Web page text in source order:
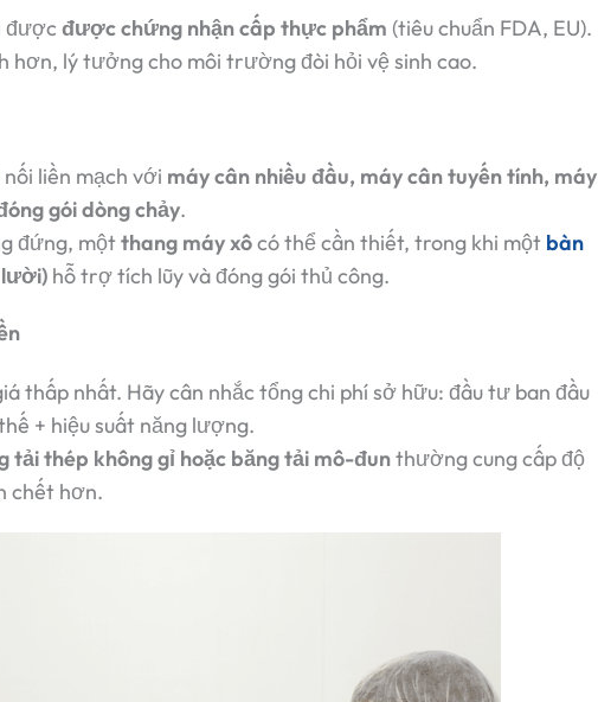
được được chứng nhận cấp thực phẩm (tiêu chuẩn FDA, EU).
hơn, lý tưởng cho môi trường đòi hỏi vệ sinh cao.
liền mạch với máy cân nhiều đầu, máy cân tuyến tính, máy
gói dòng chảy.
đứng, mộtthang máy xôcó thể cần thiết, trong khi một bàn
hỗ trợ tích lũy và đóng gói thủ công.
thấp nhất. Hãy cân nhắc tổng chi phí sở hữu: đầu tư ban đầu
+ hiệu suất năng lượng.
tải thép không gỉ hoặc băng tải mô-đunthường cung cấp độ
chết hơn.